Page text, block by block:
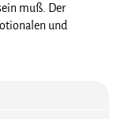
muß. Der
und